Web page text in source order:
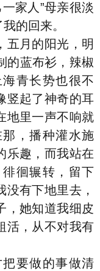
家人”母亲很淡
的回来。
五月的阳光，明
的蓝布衫，辣椒
青长势也很不
竖起了神奇的耳
地里一声不响就
，播种灌水施
乐趣，而我站在
徊辗转，留下
有下地里去，
，她知道我细皮
活，从不对我有
要做的事做清